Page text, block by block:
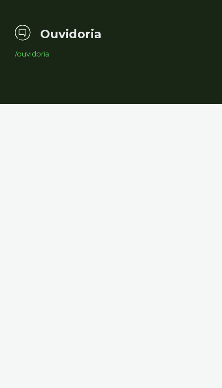
Ouvidoria
/ouvidoria